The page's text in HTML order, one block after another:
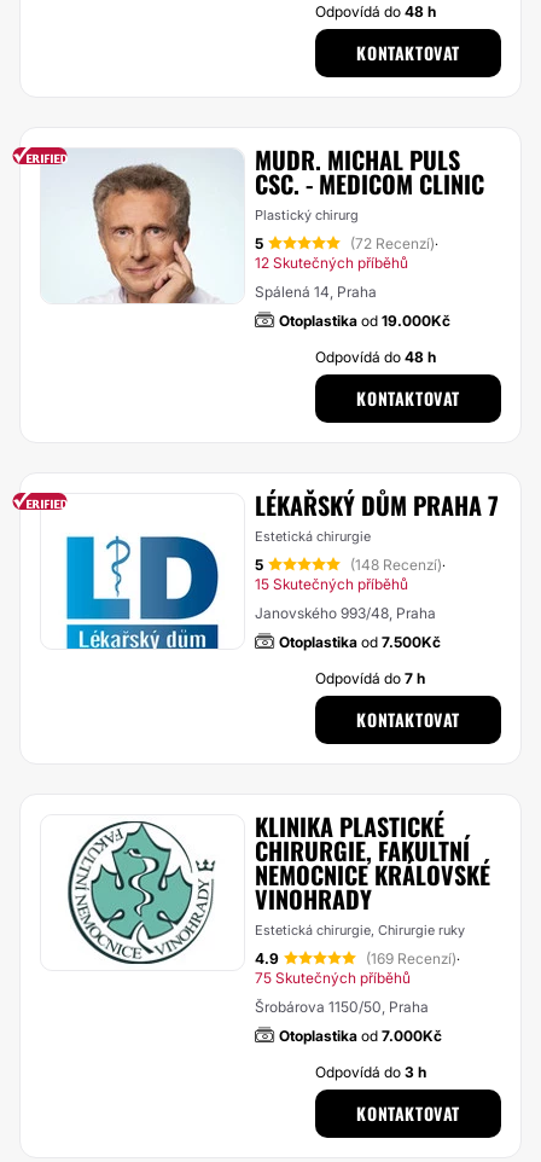
Odpovídá do48 h
KONTAKTOVAT
MUDR. MICHAL PULS
CSC. - MEDICOM CLINIC
Plastický chirurg
5 (72 Recenzí)·
12 Skutečných příběhů
Spálená 14, Praha
Otoplastika od 19.000Kč
Odpovídá do48 h
KONTAKTOVAT
LÉKAŘSKÝ DŮM PRAHA 7
Estetická chirurgie
5 (148 Recenzí)·
15 Skutečných příběhů
Janovského 993/48, Praha
Otoplastika od 7.500Kč
Odpovídá do7 h
KONTAKTOVAT
KLINIKA PLASTICKÉ
CHIRURGIE, FAKULTNÍ
NEMOCNICE KRÁLOVSKÉ
VINOHRADY
Estetická chirurgie, Chirurgie ruky
4.9 (169 Recenzí)·
75 Skutečných příběhů
Šrobárova 1150/50, Praha
Otoplastika od 7.000Kč
Odpovídá do3 h
KONTAKTOVAT